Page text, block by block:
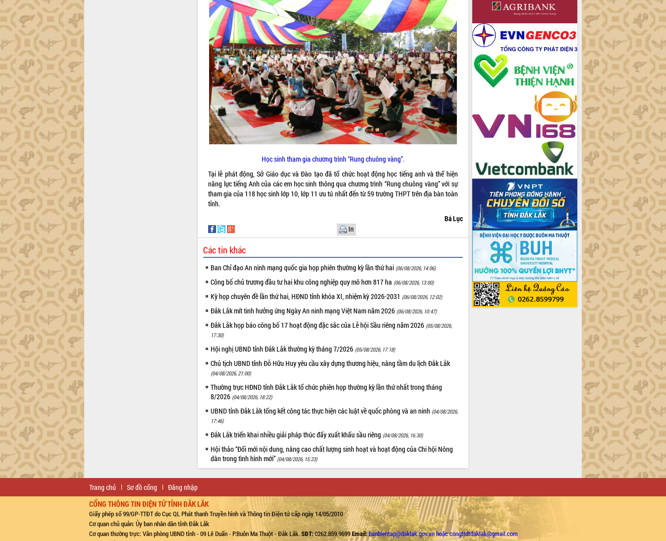
Học sinh tham gia chương trình “Rung chuông vàng”.
Tại lễ phát động, Sở Giáo dục và Đào tạo đã tổ chức hoạt động học tiếng anh và thể hiện
năng lực tiếng Anh của các em học sinh thông qua chương trình “Rung chuông vàng” với sự
tham gia của 118 học sinh lớp 10, lớp 11 ưu tú nhất đến từ 59 trường THPT trên địa bàn toàn
tỉnh.
Bá Lục
In
Các tin khác
Ban Chỉ đạo An ninh mạng quốc gia họp phiên thường kỳ lần thứ hai (06/08/2026, 14:06)
Công bố chủ trương đầu tư hai khu công nghiệp quy mô hơn 817 ha (06/08/2026, 13:00)
Kỳ họp chuyên đề lần thứ hai, HĐND tỉnh khóa XI, nhiệm kỳ 2026-2031 (06/08/2026, 12:02)
Đắk Lắk mít tinh hưởng ứng Ngày An ninh mạng Việt Nam năm 2026 (06/08/2026, 10:47)
Đắk Lắk họp báo công bố 17 hoạt động đặc sắc của Lễ hội Sầu riêng năm 2026 (05/08/2026,
17:30)
Hội nghị UBND tỉnh Đắk Lắk thường kỳ tháng 7/2026 (05/08/2026, 17:18)
Chủ tịch UBND tỉnh Đỗ Hữu Huy yêu cầu xây dựng thương hiệu, nâng tầm du lịch Đắk Lắk
(04/08/2026, 21:00)
Thường trực HĐND tỉnh Đắk Lắk tổ chức phiên họp thường kỳ lần thứ nhất trong tháng
8/2026 (04/08/2026, 18:22)
UBND tỉnh Đắk Lắk tổng kết công tác thực hiện các luật về quốc phòng và an ninh (04/08/2026,
17:46)
Đắk Lắk triển khai nhiều giải pháp thúc đẩy xuất khẩu sầu riêng (04/08/2026, 16:30)
Hội thảo “Đổi mới nội dung, nâng cao chất lượng sinh hoạt và hoạt động của Chi hội Nông
dân trong tình hình mới” (04/08/2026, 15:23)
Trang chủ Sơ đồ cổng Đăng nhập
CỔNG THÔNG TIN ĐIỆN TỬ TỈNH ĐẮK LẮK
Giấy phép số 99/GP-TTĐT do Cục QL Phát thanh Truyền hình và Thông tin Điện tử cấp ngày 14/05/2010
Cơ quan chủ quản: Ủy ban nhân dân tỉnh Đắk Lắk
Cơ quan thường trực: Văn phòng UBND tỉnh - 09 Lê Duẩn - P.Buôn Ma Thuột - Đắk Lắk.SĐT:0262.859.9699Email:banbientap@daklak.gov.vn hoặc congttdtdaklak@gmail.com